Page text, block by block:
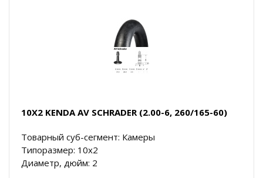
10X2 KENDA AV SCHRADER (2.00-6, 260/165-60)
Товарный суб-сегмент: Камеры
Типоразмер: 10x2
Диаметр, дюйм: 2